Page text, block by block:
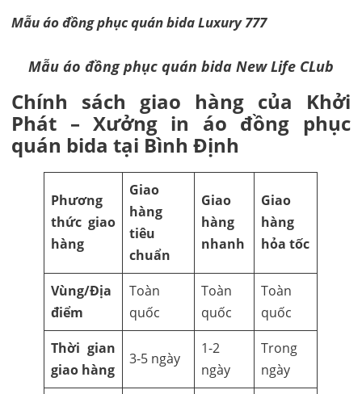
Mẫu áo đồng phục quán bida Luxury 777
Mẫu áo đồng phục quán bida New Life CLub
Chính sách giao hàng của Khởi
Phát – Xưởng in áo đồng phục
quán bida tại Bình Định
Phương
thức giao
hàng
Giao
hàng
tiêu
chuẩn
Giao
hàng
nhanh
Giao
hàng
hỏa tốc
Vùng/Địa
điểm
Toàn
quốc
Toàn
quốc
Toàn
quốc
Thời gian
giao hàng
3-5 ngày
1-2
ngày
Trong
ngày